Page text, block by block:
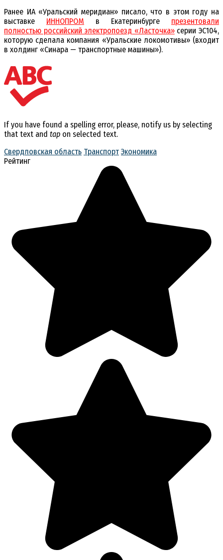
Ранее ИА «Уральский меридиан» писало, что в этом году на
выставке ИННОПРОМ в Екатеринбурге презентовали
полностью российский электропоезд «Ласточка»серии ЭС104,
которую сделала компания «Уральские локомотивы» (входит
в холдинг «Синара — транспортные машины»).
If you have found a spelling error, please, notify us by selecting
that text and tap on selected text.
Свердловская область Транспорт Экономика
Рейтинг